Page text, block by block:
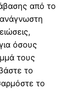
από το
όσους
τους
το
το